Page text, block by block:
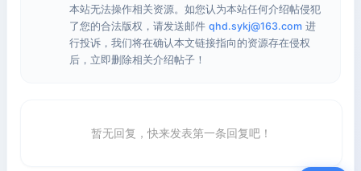
本站无法操作相关资源。如您认为本站任何介绍帖侵犯
了您的合法版权，请发送邮件 qhd.sykj@163.com 进
行投诉，我们将在确认本文链接指向的资源存在侵权
后，立即删除相关介绍帖子！
暂无回复，快来发表第一条回复吧！